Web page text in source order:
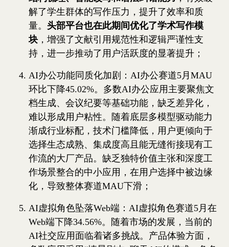
解了学生群体的写作压力，提升了效率和质
量。 头部平台也在此期间优化了学术写作模
块 ，增强了文献引用规范性和逻辑严谨性支
持，进一步推动了用户活跃度的显著提升；
AI办公功能同质化加剧：AI办公赛道5月MAU
环比下降45.02%。多数AI办公应用主要聚焦文
档生成、会议纪要等基础功能，缺乏差异化，
难以形成用户粘性。随着底层多模型驱动能力
渐成行业标配，技术门槛降低，用户更倾向于
选择生态成熟、集成度高且能无缝衔接现有工
作流的大厂产品。缺乏独特价值主张和深度工
作场景整合的中小应用，在用户选择中被边缘
化，导致整体赛道MAU下滑；
AI虚拟角色坠落Web端：AI虚拟角色赛道5月在
Web端下降34.56%。随着市场的发展，当前的
AI社交应用面临着诸多挑战。产品体验方面，